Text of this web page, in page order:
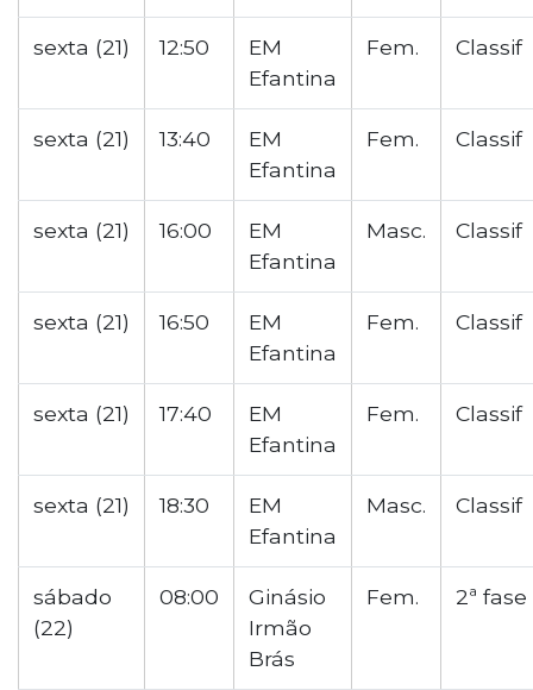
sexta (21) 12:50
EM
Efantina
Fem. Classif
sexta (21) 13:40
EM
Efantina
Fem. Classif
sexta (21) 16:00
EM
Efantina
Masc. Classif
sexta (21) 16:50
EM
Efantina
Fem. Classif
sexta (21) 17:40
EM
Efantina
Fem. Classif
sexta (21) 18:30
EM
Efantina
Masc. Classif
sábado
(22)
08:00
Ginásio
Irmão
Brás
Fem. 2ª fase